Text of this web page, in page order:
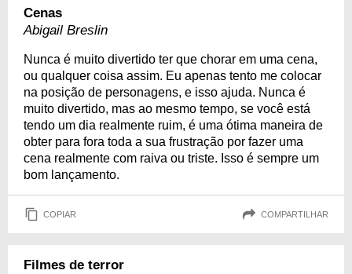
Cenas
Abigail Breslin
Nunca é muito divertido ter que chorar em uma cena,
ou qualquer coisa assim. Eu apenas tento me colocar
na posição de personagens, e isso ajuda. Nunca é
muito divertido, mas ao mesmo tempo, se você está
tendo um dia realmente ruim, é uma ótima maneira de
obter para fora toda a sua frustração por fazer uma
cena realmente com raiva ou triste. Isso é sempre um
bom lançamento.
COPIAR COMPARTILHAR
Filmes de terror